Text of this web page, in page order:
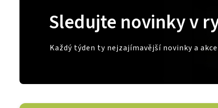
Sledujte novinky v
Každý týden ty nejzajímavější novinky a